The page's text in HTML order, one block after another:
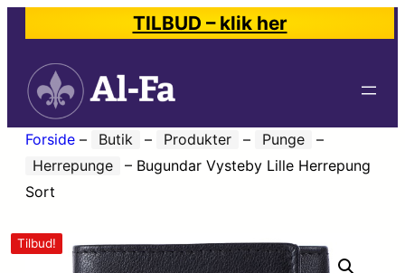
TILBUD – klik her
Forside – Butik – Produkter – Punge
–
Herrepunge
– Bugundar Vysteby Lille Herrepung
Sort
Tilbud!